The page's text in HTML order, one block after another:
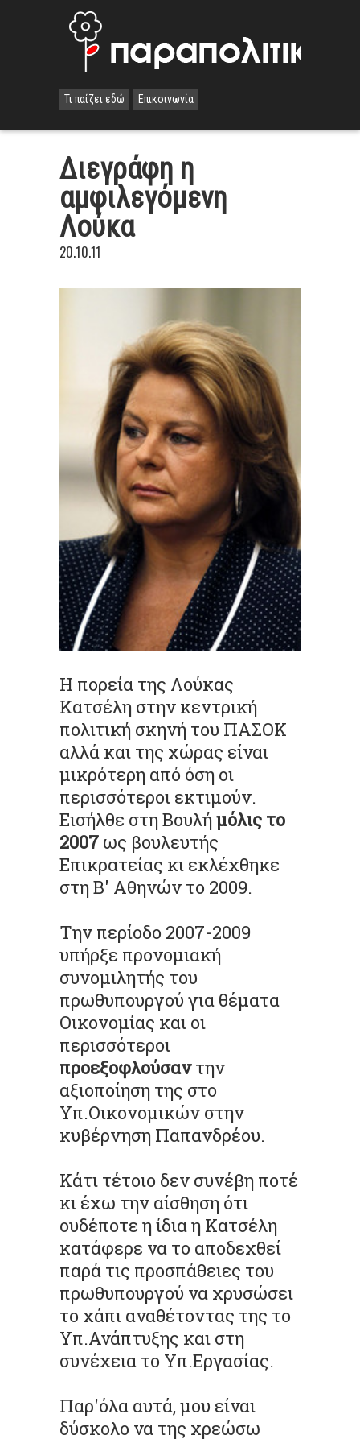
Τι παίζει εδώ Επικοινωνία
Διεγράφη η
αμφιλεγόμενη
Λούκα
20.10.11
Η πορεία της Λούκας
Κατσέλη στην κεντρική
πολιτική σκηνή του ΠΑΣΟΚ
αλλά και της χώρας είναι
μικρότερη από όση οι
περισσότεροι εκτιμούν.
Εισήλθε στη Βουλή μόλις το
2007 ως βουλευτής
Επικρατείας κι εκλέχθηκε
στη Β' Αθηνών το 2009.
Την περίοδο 2007-2009
υπήρξε προνομιακή
συνομιλητής του
πρωθυπουργού για θέματα
Οικονομίας και οι
περισσότεροι
προεξοφλούσαντην
αξιοποίηση της στο
Υπ.Οικονομικών στην
κυβέρνηση Παπανδρέου.
Κάτι τέτοιο δεν συνέβη ποτέ
κι έχω την αίσθηση ότι
ουδέποτε η ίδια η Κατσέλη
κατάφερε να το αποδεχθεί
παρά τις προσπάθειες του
πρωθυπουργού να χρυσώσει
το χάπι αναθέτοντας της το
Υπ.Ανάπτυξης και στη
συνέχεια το Υπ.Εργασίας.
Παρ'όλα αυτά, μου είναι
δύσκολο να της χρεώσω